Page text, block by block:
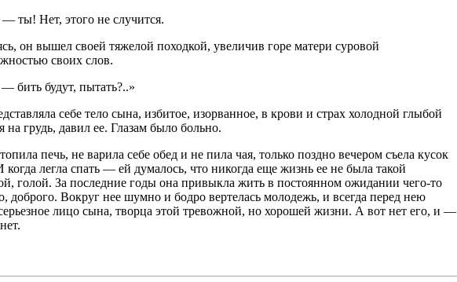
ты! Нет, этого не случится.
он вышел своей тяжелой походкой, увеличив горе матери суровой
своих слов.
бить будут, пытать?..»
себе тело сына, избитое, изорванное, в крови и страх холодной глыбой
на грудь, давил ее. Глазам было больно.
печь, не варила себе обед и не пила чая, только поздно вечером съела кусок
когда легла спать — ей думалось, что никогда еще жизнь ее не была такой
голой. За последние годы она привыкла жить в постоянном ожидании чего-то
доброго. Вокруг нее шумно и бодро вертелась молодежь, и всегда перед нею
лицо сына, творца этой тревожной, но хорошей жизни. А вот нет его, и —